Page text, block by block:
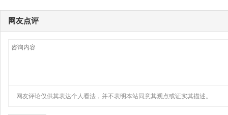
网友点评
网友评论仅供其表达个人看法，并不表明本站同意其观点或证实其描述。